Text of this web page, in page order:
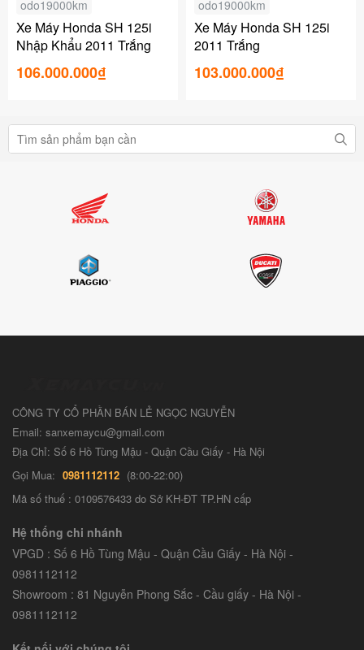
odo19000km
Xe Máy Honda SH 125i
Nhập Khẩu 2011 Trắng
106.000.000₫
odo19000km
Xe Máy Honda SH 125i
2011 Trắng
103.000.000₫
CÔNG TY CỔ PHẦN BÁN LẺ NGỌC NGUYỄN
Email: sanxemaycu@gmail.com
Địa Chỉ: Số 6 Hồ Tùng Mậu - Quận Cầu Giấy - Hà Nội
Gọi Mua: 0981112112 (8:00-22:00)
Mã số thuế : 0109576433 do Sở KH-ĐT TP.HN cấp
Hệ thống chi nhánh
VPGD : Số 6 Hồ Tùng Mậu - Quận Cầu Giấy - Hà Nội -
0981112112
Showroom : 81 Nguyễn Phong Sắc - Cầu giấy - Hà Nội -
0981112112